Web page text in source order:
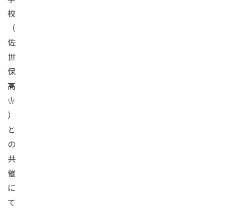
校
（
佐
世
保
高
専
）
と
の
共
催
に
て